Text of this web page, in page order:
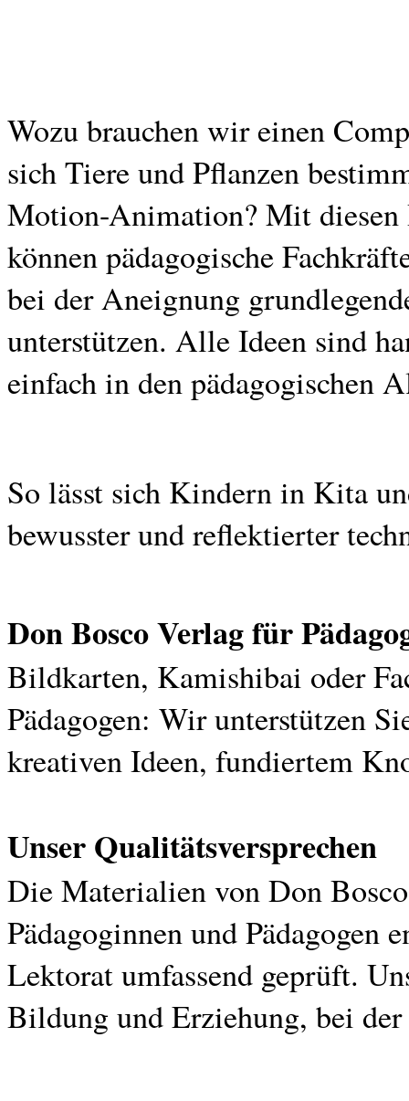
Wozu brauchen wir einen
sich Tiere und Pflanzen
Motion-Animation? Mit
können pädagogische
bei der Aneignung
unterstützen. Alle Ideen sind
einfach in den pädagogischen
So lässt sich Kindern in Kita
bewusster und reflektierter
Don Bosco Verlag für
Bildkarten, Kamishibai oder
Pädagogen: Wir unterstützen
kreativen Ideen, fundiertem
Unser Qualitätsversprechen
Die Materialien von Don
Pädagoginnen und Pädagogen
Lektorat umfassend geprüft.
Bildung und Erziehung, bei